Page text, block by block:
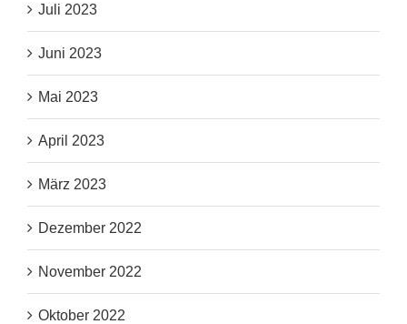
Juli 2023
Juni 2023
Mai 2023
April 2023
März 2023
Dezember 2022
November 2022
Oktober 2022